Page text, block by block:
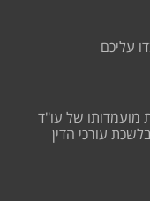
עליכם
מועמדותו של עו"ד
עורכי הדין